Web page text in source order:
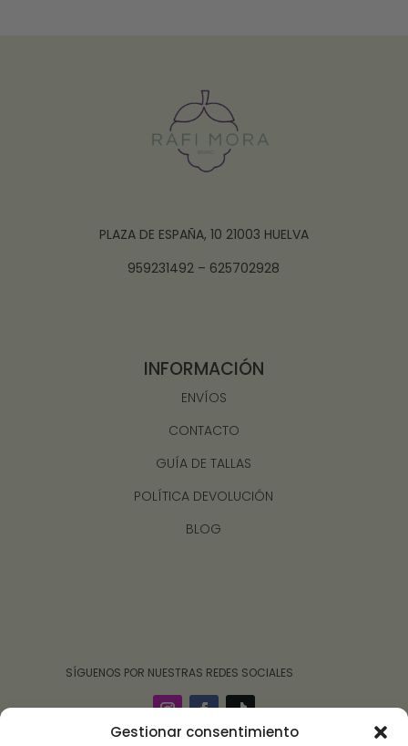
Gestionar consentimiento
PLAZA DE ESPAÑA, 10 21003 HUELVA
959231492 – 625702928
INFORMACIÓN
ENVÍOS
CONTACTO
GUÍA DE TALLAS
POLÍTICA DEVOLUCIÓN
BLOG
‎ ‎ ‎ ‎ ‎ ‎‎ ‎ SÍGUENOS POR NUESTRAS REDES SOCIALES